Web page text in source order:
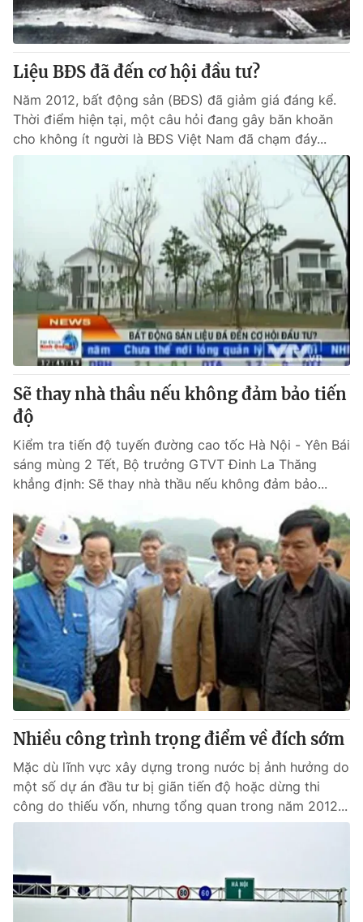
Liệu BĐS đã đến cơ hội đầu tư?
Năm 2012, bất động sản (BĐS) đã giảm giá đáng kể.
Thời điểm hiện tại, một câu hỏi đang gây băn khoăn
cho không ít người là BĐS Việt Nam đã chạm đáy...
Sẽ thay nhà thầu nếu không đảm bảo tiến
độ
Kiểm tra tiến độ tuyến đường cao tốc Hà Nội - Yên Bái
sáng mùng 2 Tết, Bộ trưởng GTVT Đinh La Thăng
khẳng định: Sẽ thay nhà thầu nếu không đảm bảo...
Nhiều công trình trọng điểm về đích sớm
Mặc dù lĩnh vực xây dựng trong nước bị ảnh hưởng do
một số dự án đầu tư bị giãn tiến độ hoặc dừng thi
công do thiếu vốn, nhưng tổng quan trong năm 2012...